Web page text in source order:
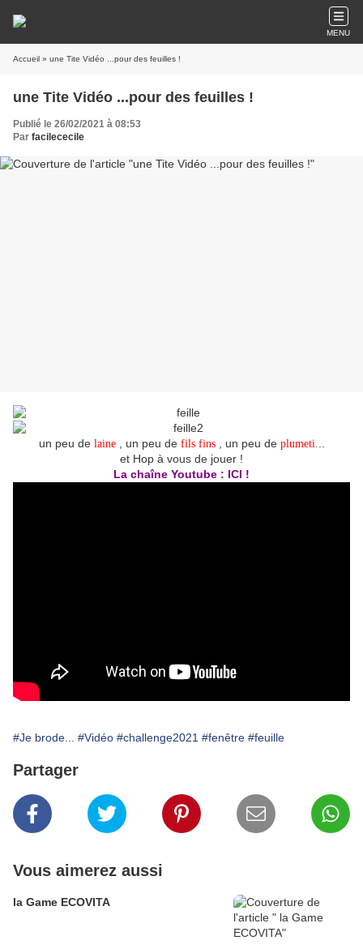
MENU
Accueil » une Tite Vidéo ...pour des feuilles !
une Tite Vidéo ...pour des feuilles !
Publié le 26/02/2021 à 08:53
Par facilececile
un peu de laine , un peu de fils fins, un peu de plumeti.
et Hop à vous de jouer !
La chaîne Youtube : ICI !
#Je brode... #Vidéo #challenge2021 #fenêtre #feuille
Partager
Vous aimerez aussi
la Game ECOVITA